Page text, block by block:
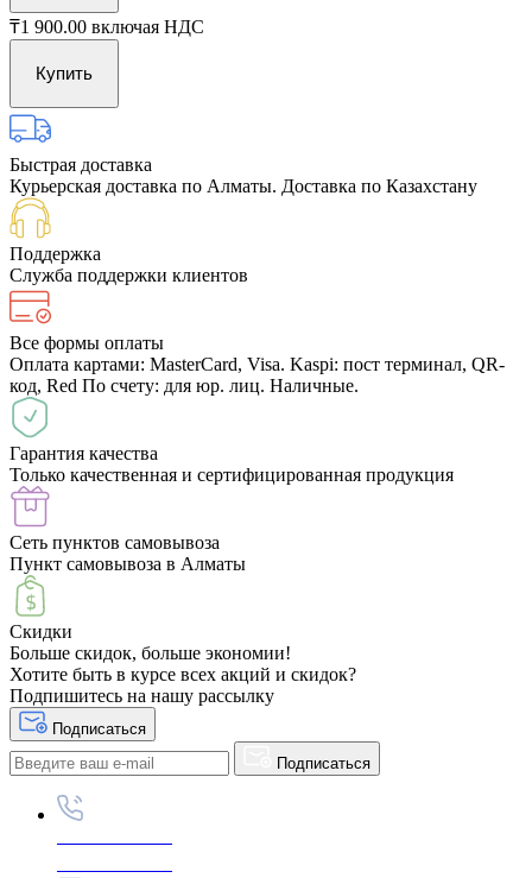
₸1 900.00 включая НДС
Купить
Быстрая доставка
Курьерская доставка по Алматы. Доставка по Казахстану
Поддержка
Служба поддержки клиентов
Все формы оплаты
Оплата картами: MasterCard, Visa. Kaspi: пост терминал, QR-
код, Red По счету: для юр. лиц. Наличные.
Гарантия качества
Только качественная и сертифицированная продукция
Сеть пунктов самовывоза
Пункт самовывоза в Алматы
Скидки
Больше скидок, больше экономии!
Хотите быть в курсе всех акций и скидок?
Подпишитесь на нашу рассылку
Подписаться
Подписаться